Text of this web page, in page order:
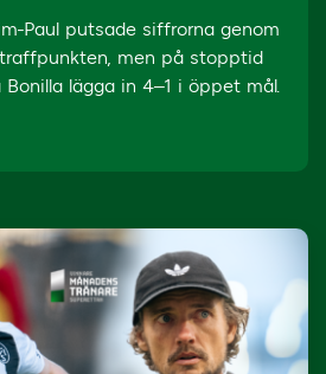
Paul putsade siffrorna genom
men på stopptid
Bonilla lägga in 4–1 i öppet mål.